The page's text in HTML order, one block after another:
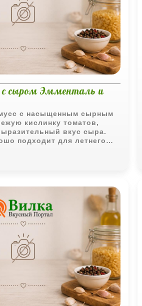
сыром Эмменталь и
с насыщенным сырным
кислинку томатов,
вкус сыра.
подходит для летнего